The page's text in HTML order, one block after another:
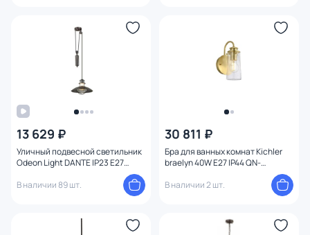
13 629 ₽
Уличный подвесной светильник
Odeon Light DANTE IP23 E27
В наличии 89 шт.
30 811 ₽
Бра для ванных комнат Kichler
braelyn 40W E27 IP44 QN-
В наличии 2 шт.
Конструкция
Мощность ламп